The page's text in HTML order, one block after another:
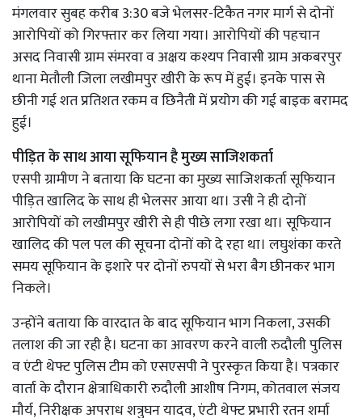
मंगलवार सुबह करीब 3:30 बजे भेलसर-टिकैत नगर मार्ग से दोनों
आरोपियों को गिरफ्तार कर लिया गया। आरोपियों की पहचान
असद निवासी ग्राम संमरवा व अक्षय कश्यप निवासी ग्राम अकबरपुर
थाना मेतौली जिला लखीमपुर खीरी के रूप में हुई। इनके पास से
छीनी गई शत प्रतिशत रकम व छिनैती में प्रयोग की गई बाइक बरामद
हुई।
पीड़ित के साथ आया सूफियान है मुख्य साजिशकर्ता
एसपी ग्रामीण ने बताया कि घटना का मुख्य साजिशकर्ता सूफियान
पीड़ित खालिद के साथ ही भेलसर आया था। उसी ने ही दोनों
आरोपियों को लखीमपुर खीरी से ही पीछे लगा रखा था। सूफियान
खालिद की पल पल की सूचना दोनों को दे रहा था। लघुशंका करते
समय सूफियान के इशारे पर दोनों रुपयों से भरा बैग छीनकर भाग
निकले।
उन्होंने बताया कि वारदात के बाद सूफियान भाग निकला, उसकी
तलाश की जा रही है। घटना का आवरण करने वाली रुदौली पुलिस
व एंटी थेफ्ट पुलिस टीम को एसएसपी ने पुरस्कृत किया है। पत्रकार
वार्ता के दौरान क्षेत्राधिकारी रुदौली आशीष निगम, कोतवाल संजय
मौर्य, निरीक्षक अपराध शत्रुघन यादव, एंटी थेफ्ट प्रभारी रतन शर्मा